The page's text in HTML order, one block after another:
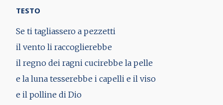
TESTO
Se ti tagliassero a pezzetti
il vento li raccoglierebbe
il regno dei ragni cucirebbe la pelle
e la luna tesserebbe i capelli e il viso
e il polline di Dio